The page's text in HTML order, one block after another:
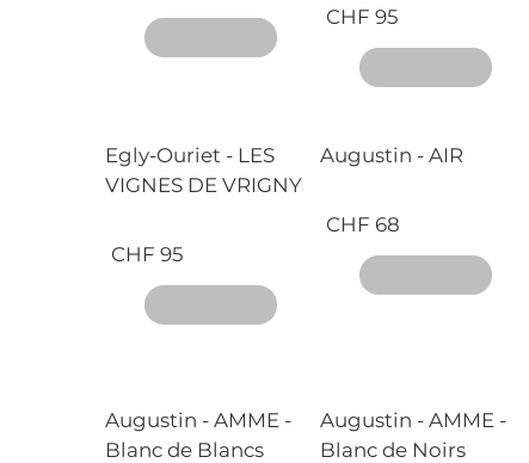
CHF 95
Egly-Ouriet - LES
VIGNES DE VRIGNY
CHF 95
Augustin - AIR
CHF 68
Augustin - AMME -
Blanc de Blancs
Augustin - AMME -
Blanc de Noirs